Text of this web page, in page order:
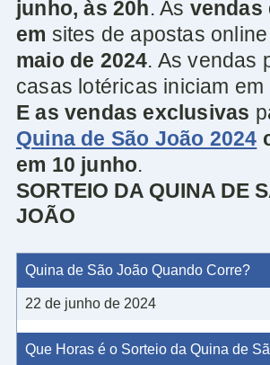
junho, às 20h. As vendas
em sites de apostas online
maio de 2024. As vendas
casas lotéricas iniciam em
E as vendas exclusivas
Quina de São João 2024
em 10 junho.
SORTEIO DA QUINA DE
JOÃO
Quina de São João Quando Corre?
22 de junho de 2024
Que Horas é o Sorteio da Quina de